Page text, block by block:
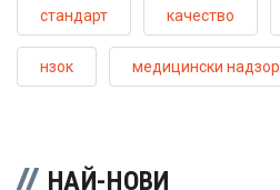
стандарт качество
нзок медицински надзор
НАЙ-НОВИ